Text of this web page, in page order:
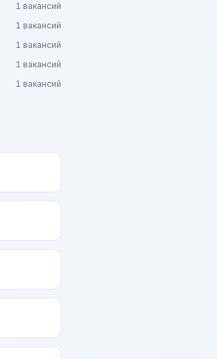
1 вакансий
1 вакансий
1 вакансий
1 вакансий
1 вакансий